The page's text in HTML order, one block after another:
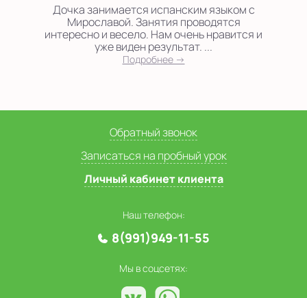
Дочка занимается испанским языком с
Мирославой. Занятия проводятся
интересно и весело. Нам очень нравится и
уже виден результат. ...
Подробнее →
Обратный звонок
Записаться на пробный урок
Личный кабинет клиента
Наш телефон:
8(991)949-11-55
Мы в соцсетях: